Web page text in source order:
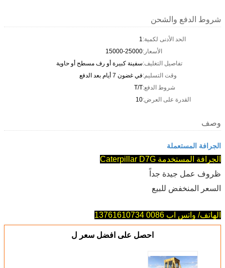
شروط الدفع والشحن
الحد الأدنى لكمية:1
الأسعار:15000-25000
تفاصيل التغليف:سفينة كبيرة أو رف مسطح أو حاوية
وقت التسليم:في غضون 7 أيام بعد الدفع
شروط الدفع:T/T
القدرة على العرض:10
وصف
الجرافة المستعملة
الجرافة المستخدمة Caterpillar D7G
ظروف عمل جيدة جداً
السعر المنخفض للبيع
الهاتف/ واتس اب 0086 13761610734
احصل على افضل سعر ل